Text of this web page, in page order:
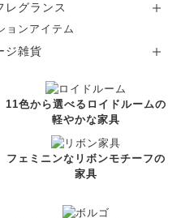
レグランス
ョンアイテム
ジ雑貨
11色から選べるロイドルームの
軽やかな家具
フェミニンなリボンモチーフの
家具